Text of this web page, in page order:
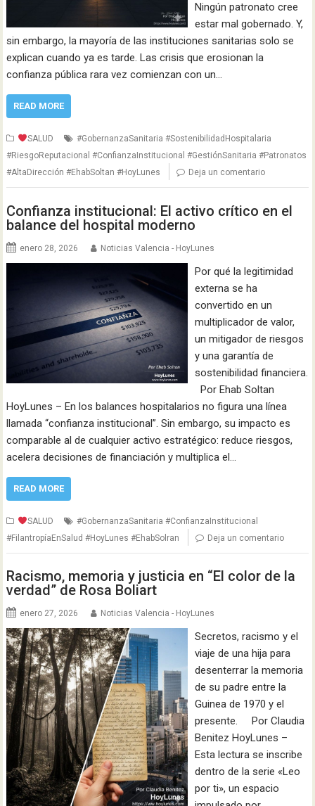
Ningún patronato cree
estar mal gobernado. Y,
sin embargo, la mayoría de las instituciones sanitarias solo se
explican cuando ya es tarde. Las crisis que erosionan la
confianza pública rara vez comienzan con un…
READ MORE
SALUD
#GobernanzaSanitaria #SostenibilidadHospitalaria
#RiesgoReputacional #ConfianzaInstitucional #GestiónSanitaria #Patronatos
#AltaDirección #EhabSoltan #HoyLunes
Deja un comentario
Confianza institucional: El activo crítico en el
balance del hospital moderno
enero 28, 2026 Noticias Valencia - HoyLunes
Por qué la legitimidad
externa se ha
convertido en un
multiplicador de valor,
un mitigador de riesgos
y una garantía de
sostenibilidad financiera.
Por Ehab Soltan
HoyLunes – En los balances hospitalarios no figura una línea
llamada “confianza institucional”. Sin embargo, su impacto es
comparable al de cualquier activo estratégico: reduce riesgos,
acelera decisiones de financiación y multiplica el…
READ MORE
SALUD
#GobernanzaSanitaria #ConfianzaInstitucional
#FilantropíaEnSalud #HoyLunes #EhabSolran
Deja un comentario
Racismo, memoria y justicia en “El color de la
verdad” de Rosa Boliart
enero 27, 2026 Noticias Valencia - HoyLunes
Secretos, racismo y el
viaje de una hija para
desenterrar la memoria
de su padre entre la
Guinea de 1970 y el
presente. Por Claudia
Benitez HoyLunes –
Esta lectura se inscribe
dentro de la serie «Leo
por ti», un espacio